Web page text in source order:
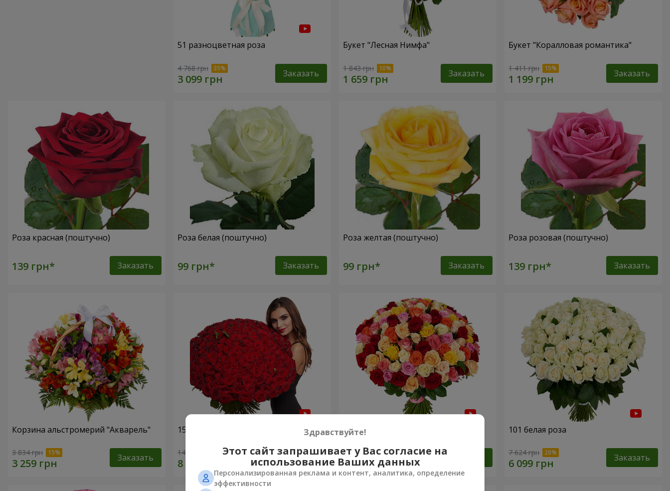
51 разноцветная роза
4 768 грн Заказать
Букет "Лесная Нимфа"
1 843 грн Заказать
Букет "Коралловая романтика"
1 411 грн Заказать
Роза красная (поштучно)
Заказать
Роза белая (поштучно)
Заказать
Роза желтая (поштучно)
Заказать
Роза розовая (поштучно)
Заказать
Корзина альстромерий "Акварель"
3 834 грн Заказать
151 красная роза
14 835 грн Заказать
101 разноцветная роза
8 614 грн
101 белая роза
7 624 грн Заказать
Здравствуйте!
Этот сайт запрашивает у Вас согласие на
использование Ваших данных
Персонализированная реклама и контент, аналитика, определение
эффективности